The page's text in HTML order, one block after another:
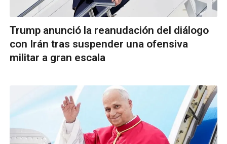
Trump anunció la reanudación del diálogo
con Irán tras suspender una ofensiva
militar a gran escala